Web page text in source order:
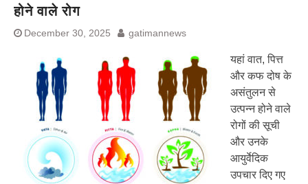
होने वाले रोग
December 30, 2025 gatimannews
यहां वात, पित्त
और कफ दोष के
असंतुलन से
उत्पन्न होने वाले
रोगों की सूची
और उनके
आयुर्वेदिक
उपचार दिए गए